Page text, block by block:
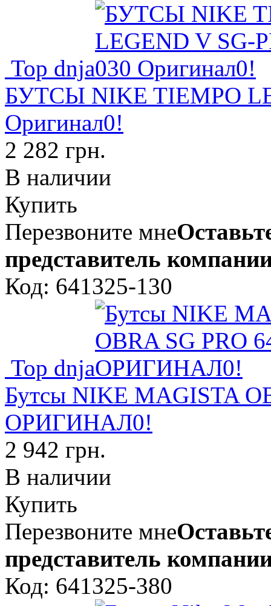
Top dnja
БУТСЫ NIKE TIEMPO
Оригинал0!
2 282 грн.
В наличии
Купить
Перезвоните мне
представитель
Код: 641325-130
Top dnja
Бутсы NIKE MAGISTA
ОРИГИНАЛ0!
2 942 грн.
В наличии
Купить
Перезвоните мне
представитель
Код: 641325-380